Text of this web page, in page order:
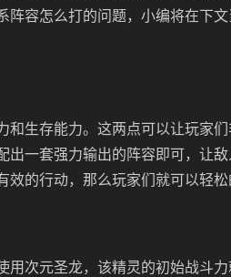
阵容怎么打的问题，小编将在下
和生存能力。这两点可以让玩家
出一套强力输出的阵容即可，让
效的行动，那么玩家们就可以轻
用次元圣龙，该精灵的初始战斗